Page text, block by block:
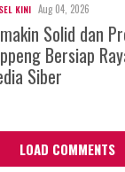
KINI Aug 04, 2026
Solid dan
Bersiap
Siber
LOAD COMMENTS